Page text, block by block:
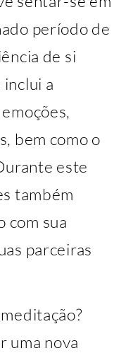
período de
de si
inclui a
bem como o
este
também
com sua
parceiras
uma nova